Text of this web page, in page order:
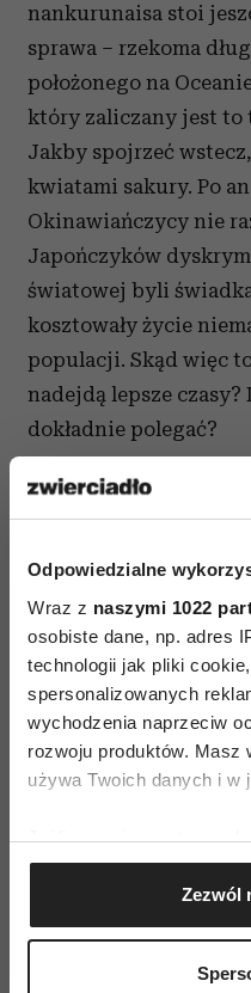
Odpowiedzialne
Wraz z naszymi 1022
osobiste dane, np. adres
technologii jak pliki
spersonalizowanych
wychodzenia naprzeciw
rozwoju produktów. Masz
używa Twoich danych i w
Jeśli wyrazisz na to
Gromadzić dane
geograficznej z
Identyfikować
(fingerprinting, czyli
Zezwól
nankurunaisa stoi
sprawa – rzekoma
położonego na
który zaliczany jest to
Jakby spojrzeć
kwiatami sakury. Po
Okinawiańczycy nie
Japończyków
światowej byli
kosztowały życie
populacji. Skąd więc
nadejdą lepsze czasy?
dokładnie polegać?
wymieniane
z hasłami:
„bądź
będzie,
Nati Ishigaki, Polka
podejście do życia nie
zasady: robimy, co